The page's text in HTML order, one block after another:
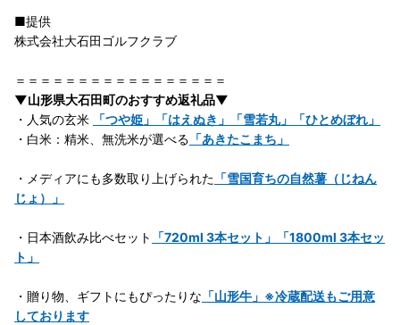
■提供
株式会社大石田ゴルフクラブ
＝＝＝＝＝＝＝＝＝＝＝＝＝＝＝＝＝
▼山形県大石田町のおすすめ返礼品▼
・人気の玄米
「つや姫」「はえぬき」「雪若丸」「ひとめぼれ」
・白米：精米、無洗米が選べる 「あきたこまち」
・メディアにも多数取り上げられた 「雪国育ちの自然薯（じねん
じょ）」
・日本酒飲み比べセット
「720ml 3本セット」「1800ml 3本セッ
ト」
・贈り物、ギフトにもぴったりな 「山形牛」※冷蔵配送もご用意
しております